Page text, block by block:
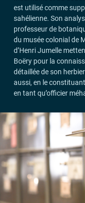
est utilisé comme
sahélienne. Son
professeur de
du musée colonial de
d’Henri Jumelle
Boëry pour la
détaillée de son
aussi, en le
en tant qu’officier